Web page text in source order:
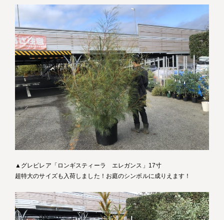
▲グレビレア「ロンギスティーラ エレガンス」17寸
超特大のサイズも入荷しました！お庭のシンボルに成りえます！